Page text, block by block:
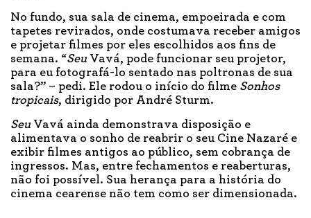
No fundo, sua sala de cinema, empoeirada e com
tapetes revirados, onde costumava receber amigos
e projetar filmes por eles escolhidos aos fins de
semana. “SeuVavá, pode funcionar seu projetor,
para eu fotografá-lo sentado nas poltronas de sua
sala?” – pedi. Ele rodou o início do filme Sonhos
tropicais, dirigido por André Sturm.
SeuVavá ainda demonstrava disposição e
alimentava o sonho de reabrir o seu Cine Nazaré e
exibir filmes antigos ao público, sem cobrança de
ingressos. Mas, entre fechamentos e reaberturas,
não foi possível. Sua herança para a história do
cinema cearense não tem como ser dimensionada.